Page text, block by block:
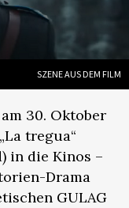
SZENE AUS DEM FILM
30. Oktober
tregua“
in die Kinos –
Drama
GULAG